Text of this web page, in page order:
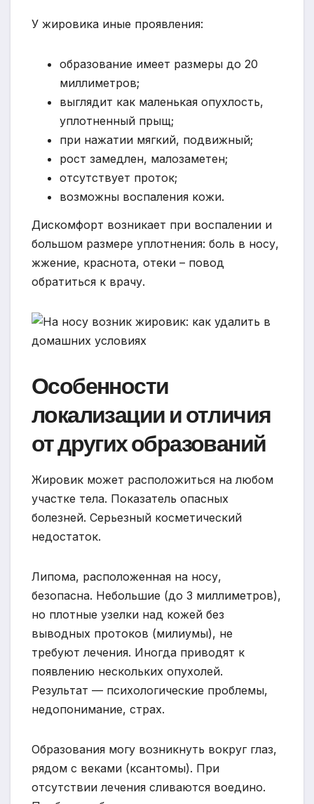
У жировика иные проявления:
образование имеет размеры до 20
миллиметров;
выглядит как маленькая опухлость,
уплотненный прыщ;
при нажатии мягкий, подвижный;
рост замедлен, малозаметен;
отсутствует проток;
возможны воспаления кожи.
Дискомфорт возникает при воспалении и
большом размере уплотнения: боль в носу,
жжение, краснота, отеки – повод
обратиться к врачу.
Особенности
локализации и отличия
от других образований
Жировик может расположиться на любом
участке тела. Показатель опасных
болезней. Серьезный косметический
недостаток.
Липома, расположенная на носу,
безопасна. Небольшие (до 3 миллиметров),
но плотные узелки над кожей без
выводных протоков (милиумы), не
требуют лечения. Иногда приводят к
появлению нескольких опухолей.
Результат — психологические проблемы,
недопонимание, страх.
Образования могу возникнуть вокруг глаз,
рядом с веками (ксантомы). При
отсутствии лечения сливаются воедино.